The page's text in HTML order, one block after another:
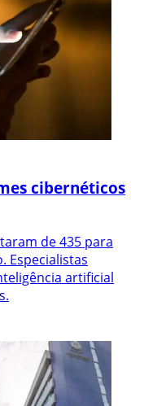
cibernéticos
de 435 para
Especialistas
artificial